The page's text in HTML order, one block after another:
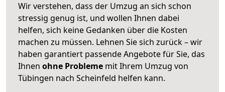
Wir verstehen, dass der Umzug an sich schon
stressig genug ist, und wollen Ihnen dabei
helfen, sich keine Gedanken über die Kosten
machen zu müssen. Lehnen Sie sich zurück – wir
haben garantiert passende Angebote für Sie, das
Ihnen ohne Probleme mit Ihrem Umzug von
Tübingen nach Scheinfeld helfen kann.